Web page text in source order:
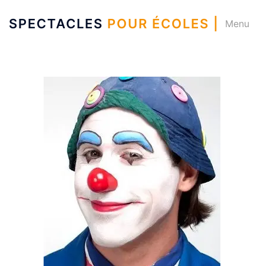
SPECTACLES POUR ÉCOLES | Menu